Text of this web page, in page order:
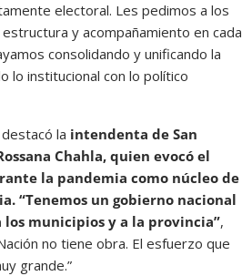
electoral. Les pedimos a los
y acompañamiento en cada
consolidando y unificando la
lo institucional con lo político
la intendenta de San
Chahla, quien evocó el
la pandemia como núcleo de
“Tenemos un gobierno nacional
los municipios y a la provincia”,
no tiene obra. El esfuerzo que
grande.”